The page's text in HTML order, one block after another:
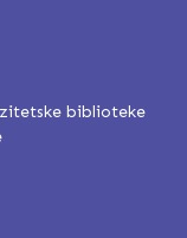
biblioteke